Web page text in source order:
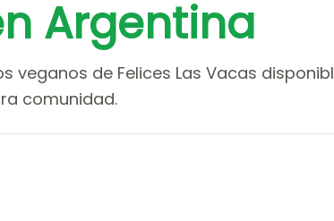
Argentina
veganos de Felices Las Vacas
comunidad.